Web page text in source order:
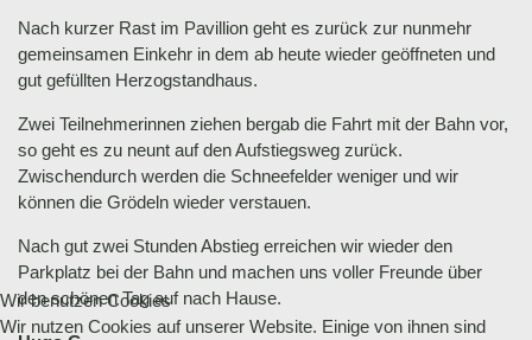
Nach kurzer Rast im Pavillion geht es zurück zur nunmehr
gemeinsamen Einkehr in dem ab heute wieder geöffneten und
gut gefüllten Herzogstandhaus.
Zwei Teilnehmerinnen ziehen bergab die Fahrt mit der Bahn vor,
so geht es zu neunt auf den Aufstiegsweg zurück.
Zwischendurch werden die Schneefelder weniger und wir
können die Grödeln wieder verstauen.
Nach gut zwei Stunden Abstieg erreichen wir wieder den
Parkplatz bei der Bahn und machen uns voller Freunde über
den schönen Tag auf nach Hause.
Wir benutzen Cookies
Wir nutzen Cookies auf unserer Website. Einige von ihnen sind